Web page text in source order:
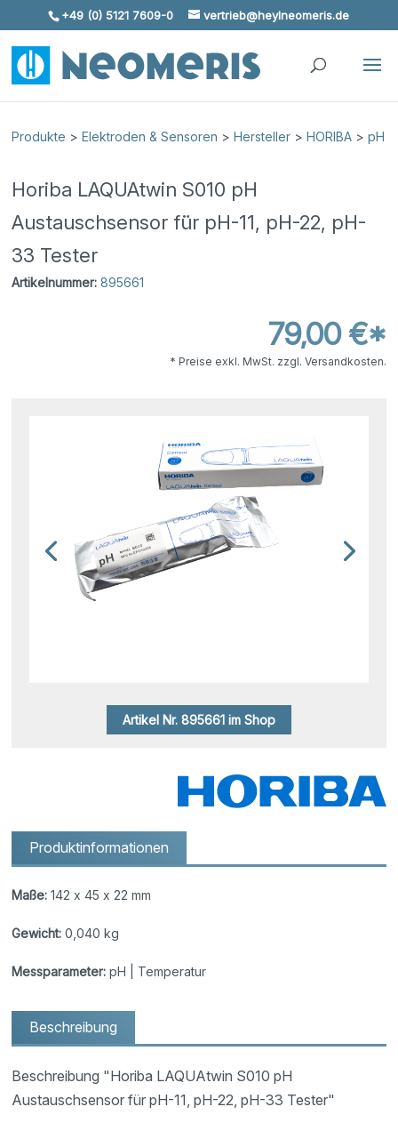
Skip To Content
+49 (0) 5121 7609-0 vertrieb@heylneomeris.de
Produkte >Elektroden & Sensoren >Hersteller >HORIBA >pH
Horiba LAQUAtwin S010 pH
Austauschsensor für pH-11, pH-22, pH-
33 Tester
Artikelnummer: 895661
79,00 €*
* Preise exkl. MwSt. zzgl. Versandkosten.
Artikel Nr. 895661 im Shop
Produktinformationen
Maße: 142 x 45 x 22 mm
Gewicht: 0,040 kg
Messparameter: pH | Temperatur
Beschreibung
Beschreibung "Horiba LAQUAtwin S010 pH
Austauschsensor für pH-11, pH-22, pH-33 Tester"